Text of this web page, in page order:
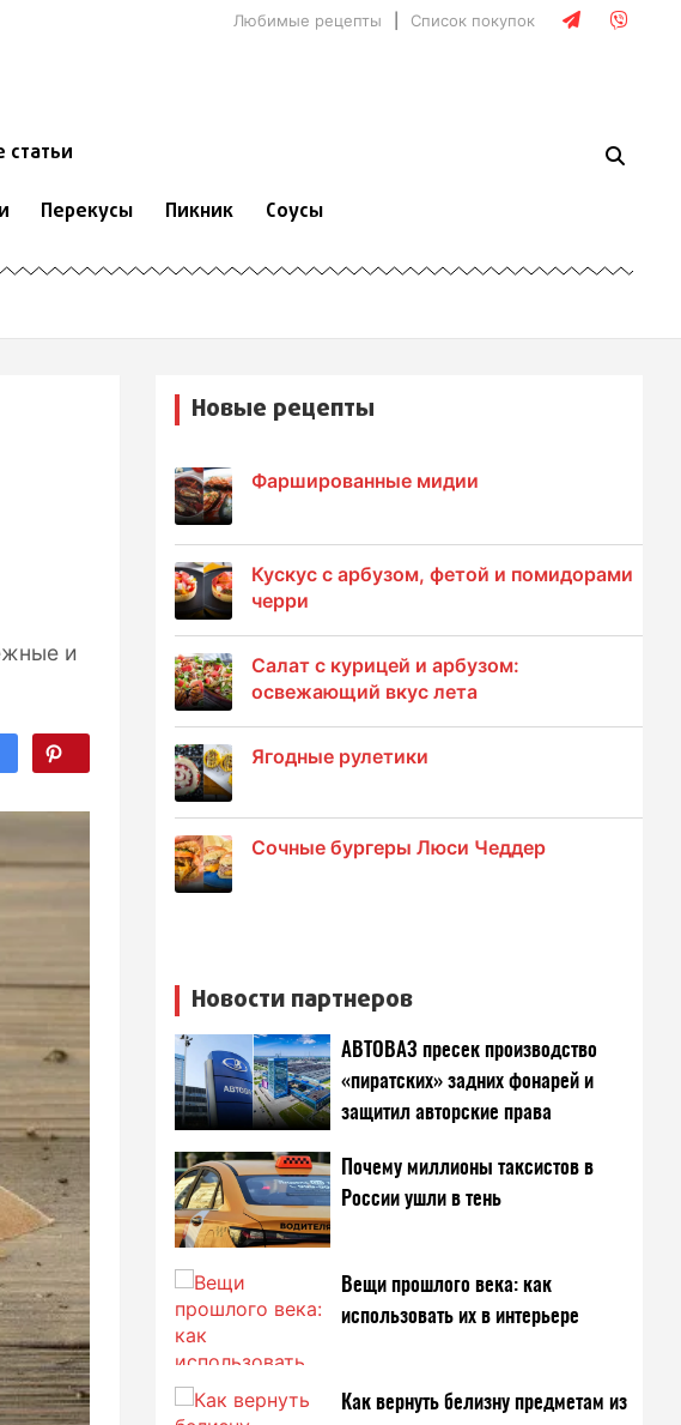
Любимые рецепты Список покупок
статьи
Перекусы Пикник Соусы
и
Новые рецепты
Фаршированные мидии
Кускус с арбузом, фетой и помидорами
черри
Салат с курицей и арбузом:
освежающий вкус лета
Ягодные рулетики
Сочные бургеры Люси Чеддер
Новости партнеров
АВТОВАЗ пресек производство
«пиратских» задних фонарей и
защитил авторские права
Почему миллионы таксистов в
России ушли в тень
Вещи прошлого века: как
использовать их в интерьере
Как вернуть белизну предметам из